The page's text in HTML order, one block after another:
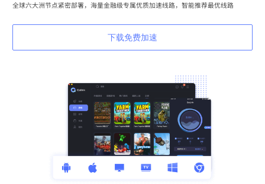
全球六大洲节点紧密部署，海量金融级专属优质加速线路，智能推荐最优线路
下载免费加速